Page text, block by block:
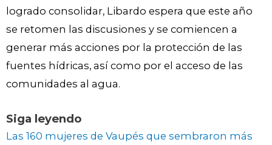
logrado consolidar, Libardo espera que este año
se retomen las discusiones y se comiencen a
generar más acciones por la protección de las
fuentes hídricas, así como por el acceso de las
comunidades al agua.
Siga leyendo
Las 160 mujeres de Vaupés que sembraron más